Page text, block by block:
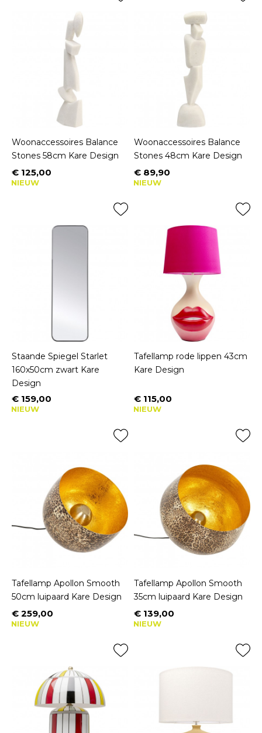
Woonaccessoires Balance
Stones 58cm Kare Design
Prijs
€ 125,00
NIEUW
Woonaccessoires Balance
Stones 48cm Kare Design
Prijs
€ 89,90
NIEUW
Staande Spiegel Starlet
160x50cm zwart Kare
Design
Prijs
€ 159,00
NIEUW
Tafellamp rode lippen 43cm
Kare Design
Prijs
€ 115,00
NIEUW
Tafellamp Apollon Smooth
50cm luipaard Kare Design
Prijs
€ 259,00
NIEUW
Tafellamp Apollon Smooth
35cm luipaard Kare Design
Prijs
€ 139,00
NIEUW